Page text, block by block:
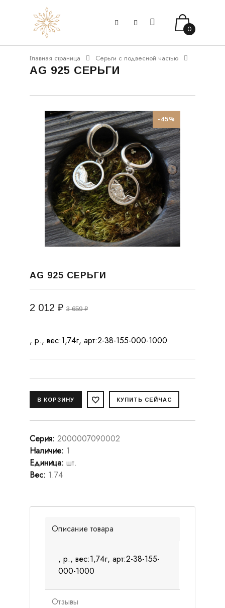
0
Главная страница Серьги с подвесной частью
AG 925 СЕРЬГИ
-45%
AG 925 СЕРЬГИ
2 012 ₽ 3 659 ₽
, р., вес:1,74г, арт:2-38-155-000-1000
Серия: 2000007090002
Наличие: 1
Единица: шт.
Вес: 1.74
Описание товара
, р., вес:1,74г, арт:2-38-155-
000-1000
Отзывы